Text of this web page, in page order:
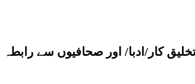
کار/ادبا/ اور صحافیوں سے